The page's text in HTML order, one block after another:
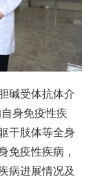
碱受体抗体介
身免疫性疾
干肢体等全身
免疫性疾病，
病进展情况及